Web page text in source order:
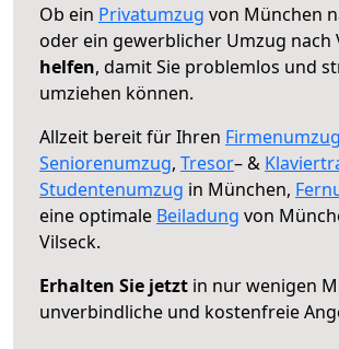
Ob ein Privatumzug von München
oder ein gewerblicher Umzug nach
helfen, damit Sie problemlos und
umziehen können.
Allzeit bereit für Ihren Firmenumzug
Seniorenumzug, Tresor– &
Studentenumzug in München,
eine optimale Beiladung von
Vilseck.
Erhalten Sie jetzt in nur wenigen
unverbindliche und kostenfreie